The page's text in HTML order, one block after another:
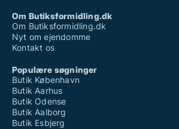
Om Butiksformidling.dk
Om Butiksformidling.dk
Nyt om ejendomme
Kontakt os
Populære søgninger
Butik København
Butik Aarhus
Butik Odense
Butik Aalborg
Butik Esbjerg